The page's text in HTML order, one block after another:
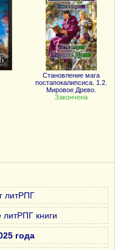
Становление мага
постапокалипсиса. 1.2.
Мировое Древо.
Закончена
литРПГ
книги
года